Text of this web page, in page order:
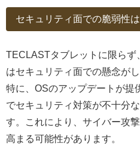
セキュリティ面での脆弱性
TECLASTタブレットに限らず
はセキュリティ面での懸念が
特に、OSのアップデートが提
でセキュリティ対策が不十分
す。これにより、サイバー攻
高まる可能性があります。